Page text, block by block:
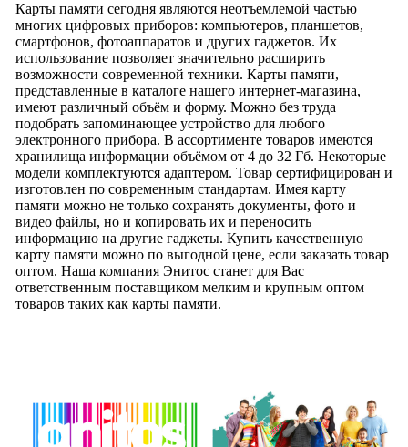
Карты памяти сегодня являются неотъемлемой частью
многих цифровых приборов: компьютеров, планшетов,
смартфонов, фотоаппаратов и других гаджетов. Их
использование позволяет значительно расширить
возможности современной техники. Карты памяти,
представленные в каталоге нашего интернет-магазина,
имеют различный объём и форму. Можно без труда
подобрать запоминающее устройство для любого
электронного прибора. В ассортименте товаров имеются
хранилища информации объёмом от 4 до 32 Гб. Некоторые
модели комплектуются адаптером. Товар сертифицирован и
изготовлен по современным стандартам. Имея карту
памяти можно не только сохранять документы, фото и
видео файлы, но и копировать их и переносить
информацию на другие гаджеты. Купить качественную
карту памяти можно по выгодной цене, если заказать товар
оптом. Наша компания Энитос станет для Вас
ответственным поставщиком мелким и крупным оптом
товаров таких как карты памяти.